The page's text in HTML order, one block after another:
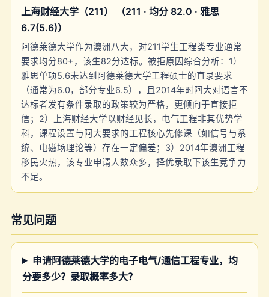
上海财经大学（211） （211 · 均分 82.0 · 雅思
6.7(5.6)）
阿德莱德大学作为澳洲八大，对211学生工程类专业通常
要求均分80+，该生82分达标。被拒原因综合分析：1）
雅思单项5.6未达到阿德莱德大学工程硕士的直录要求
（通常为6.0，部分专业6.5），且2014年时阿大对语言不
达标者发有条件录取的政策较为严格，更倾向于直接拒
信；2）上海财经大学以财经见长，电气工程非其优势学
科，课程设置与阿大要求的工程核心先修课（如信号与系
统、电磁场理论等）存在一定偏差；3）2014年澳洲工程
移民火热，该专业申请人数众多，择优录取下该生竞争力
不足。
常见问题
申请阿德莱德大学的电子电气/通信工程专业，均
分要多少？录取概率多大？